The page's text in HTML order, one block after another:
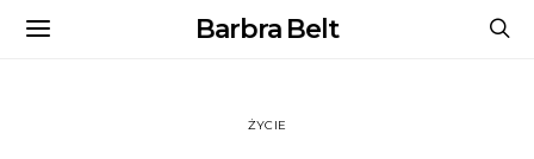
Barbra Belt
ŻYCIE